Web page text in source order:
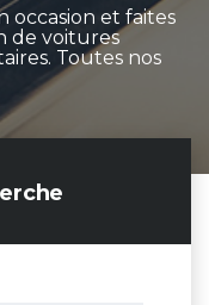
occasion et faites
de voitures
Toutes nos